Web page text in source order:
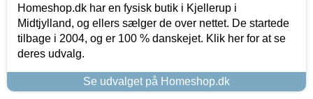
Homeshop.dk har en fysisk butik i Kjellerup i
Midtjylland, og ellers sælger de over nettet. De startede
tilbage i 2004, og er 100 % danskejet. Klik her for at se
deres udvalg.
Se udvalget på Homeshop.dk